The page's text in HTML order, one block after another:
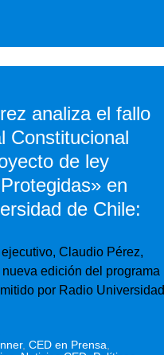
analiza el fallo
Constitucional
de ley
en
de Chile:
Claudio Pérez,
edición del programa
por Radio Universidad
, CED en Prensa